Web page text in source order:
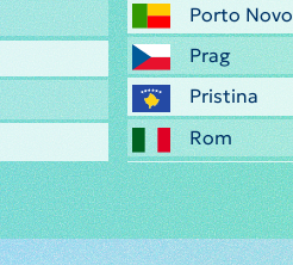
Porto Novo
Prag
Pristina
Rom